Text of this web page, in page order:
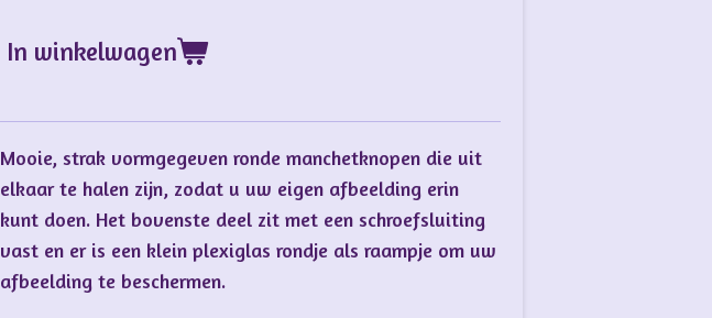
In winkelwagen
Mooie, strak vormgegeven ronde manchetknopen die uit
elkaar te halen zijn, zodat u uw eigen afbeelding erin
kunt doen. Het bovenste deel zit met een schroefsluiting
vast en er is een klein plexiglas rondje als raampje om uw
afbeelding te beschermen.